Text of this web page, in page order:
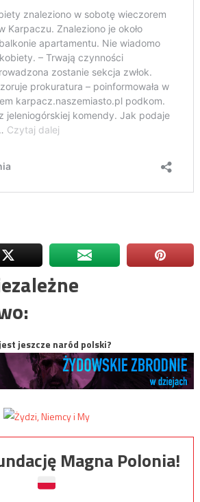
jeszcze naród polski?
Magna Polonia!